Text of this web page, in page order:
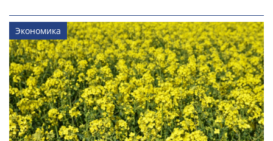
Экономика